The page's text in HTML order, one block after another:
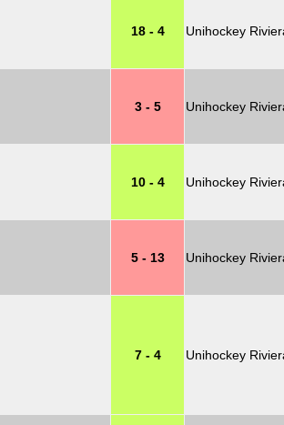
18 - 4 Unihockey
3 - 5 Unihockey
10 - 4 Unihockey
5 - 13 Unihockey
7 - 4 Unihockey